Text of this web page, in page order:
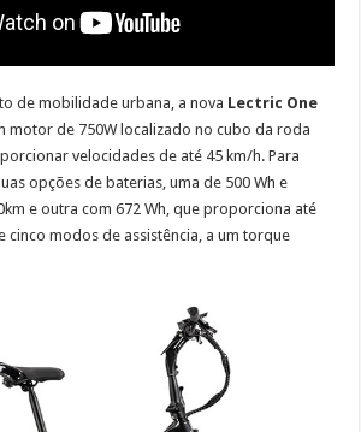
de mobilidade urbana, a nova Lectric One
motor de 750W localizado no cubo da roda
velocidades de até 45 km/h. Para
opções de baterias, uma de 500 Wh e
e outra com 672 Wh, que proporciona até
cinco modos de assistência, a um torque